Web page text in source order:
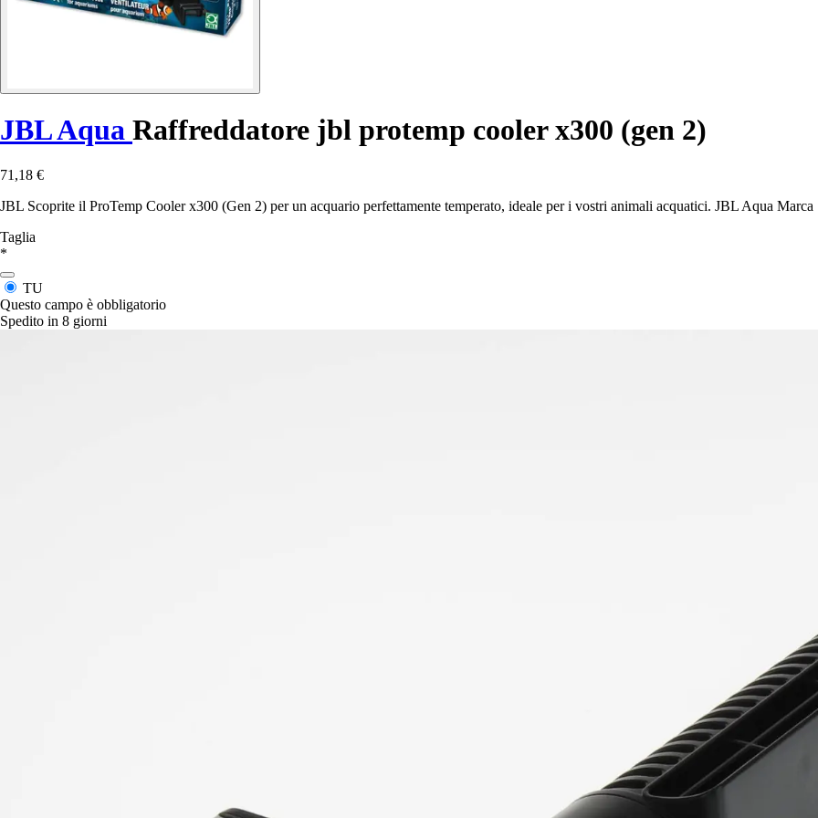
JBL Aqua Raffreddatore jbl protemp cooler x300 (gen 2)
71,18 €
JBL Scoprite il ProTemp Cooler x300 (Gen 2) per un acquario perfettamente temperato, ideale per i vostri animali acquatici. JBL Aqua Marca
Taglia
*
TU
Questo campo è obbligatorio
Spedito in 8 giorni